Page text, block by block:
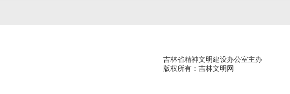
吉林省精神文明建设办公室主办
版权所有：吉林文明网